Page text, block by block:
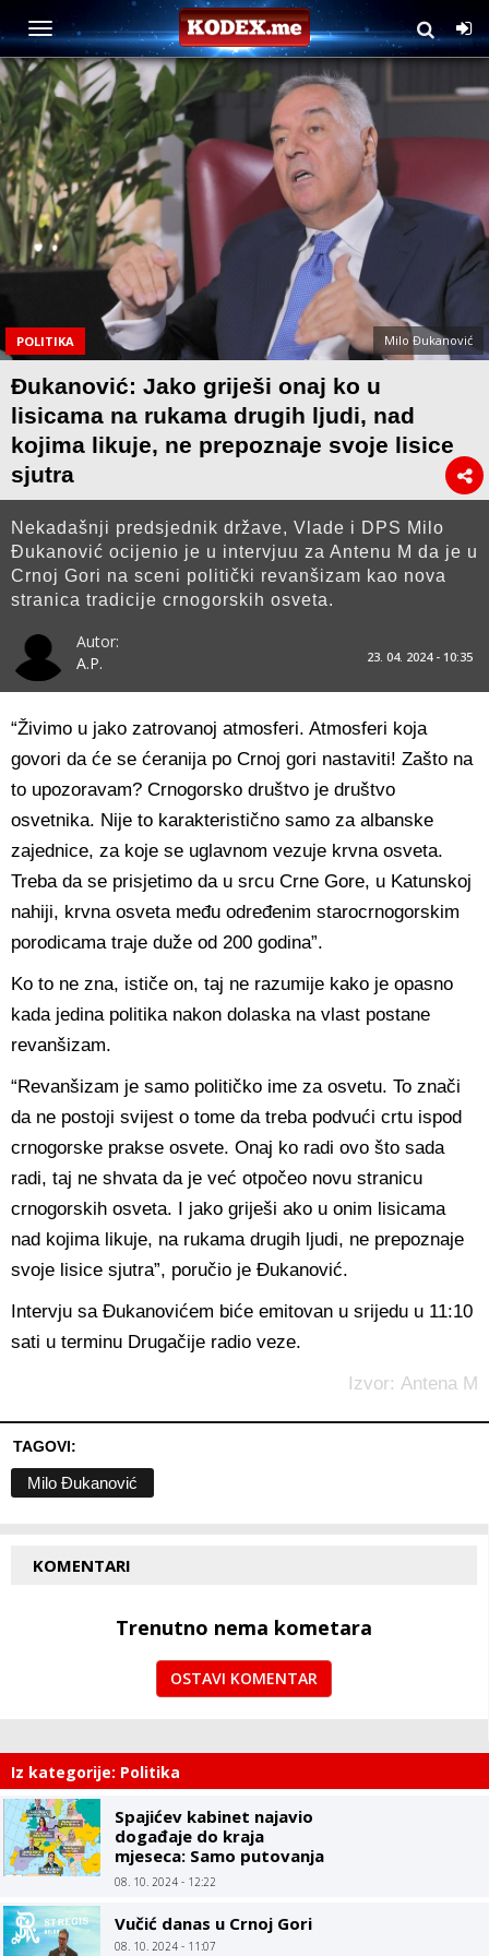
POLITIKA Milo Đukanović
Đukanović: Jako griješi onaj ko u
lisicama na rukama drugih ljudi, nad
kojima likuje, ne prepoznaje svoje lisice
sjutra
Nekadašnji predsjednik države, Vlade i DPS Milo
Đukanović ocijenio je u intervjuu za Antenu M da je u
Crnoj Gori na sceni politički revanšizam kao nova
stranica tradicije crnogorskih osveta.
Autor:
A.P.
23. 04. 2024 - 10:35
“Živimo u jako zatrovanoj atmosferi. Atmosferi koja
govori da će se ćeranija po Crnoj gori nastaviti! Zašto na
to upozoravam? Crnogorsko društvo je društvo
osvetnika. Nije to karakteristično samo za albanske
zajednice, za koje se uglavnom vezuje krvna osveta.
Treba da se prisjetimo da u srcu Crne Gore, u Katunskoj
nahiji, krvna osveta među određenim starocrnogorskim
porodicama traje duže od 200 godina”.
Ko to ne zna, ističe on, taj ne razumije kako je opasno
kada jedina politika nakon dolaska na vlast postane
revanšizam.
“Revanšizam je samo političko ime za osvetu. To znači
da ne postoji svijest o tome da treba podvući crtu ispod
crnogorske prakse osvete. Onaj ko radi ovo što sada
radi, taj ne shvata da je već otpočeo novu stranicu
crnogorskih osveta. I jako griješi ako u onim lisicama
nad kojima likuje, na rukama drugih ljudi, ne prepoznaje
svoje lisice sjutra”, poručio je Đukanović.
Intervju sa Đukanovićem biće emitovan u srijedu u 11:10
sati u terminu Drugačije radio veze.
Izvor: Antena M
TAGOVI:
Milo Đukanović
KOMENTARI
Trenutno nema kometara
OSTAVI KOMENTAR
Iz kategorije: Politika
Spajićev kabinet najavio
događaje do kraja
mjeseca: Samo putovanja
ministara, Vlada kao
08. 10. 2024 - 12:22
Vučić danas u Crnoj Gori
08. 10. 2024 - 11:07